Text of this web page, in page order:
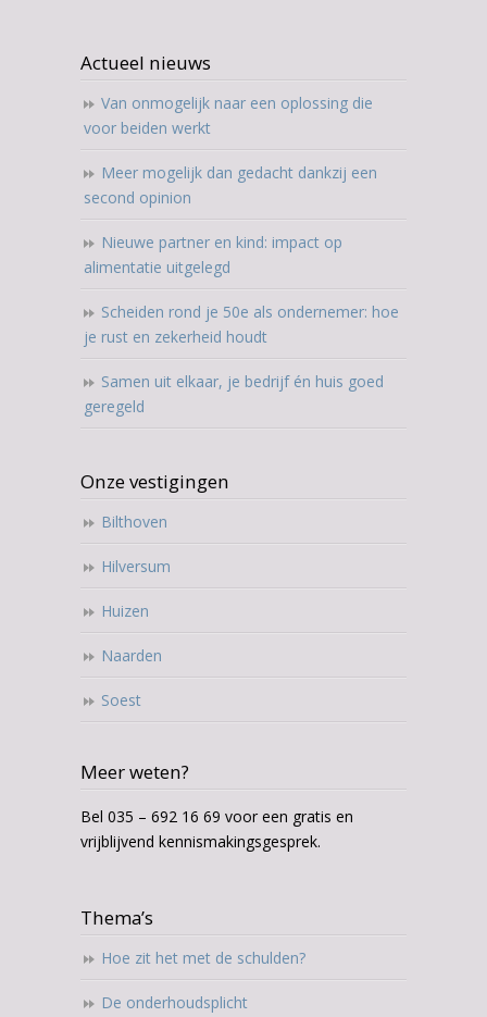
Actueel nieuws
Van onmogelijk naar een oplossing die
voor beiden werkt
Meer mogelijk dan gedacht dankzij een
second opinion
Nieuwe partner en kind: impact op
alimentatie uitgelegd
Scheiden rond je 50e als ondernemer: hoe
je rust en zekerheid houdt
Samen uit elkaar, je bedrijf én huis goed
geregeld
Onze vestigingen
Bilthoven
Hilversum
Huizen
Naarden
Soest
Meer weten?
Bel 035 – 692 16 69 voor een gratis en
vrijblijvend kennismakingsgesprek.
Thema’s
Hoe zit het met de schulden?
De onderhoudsplicht